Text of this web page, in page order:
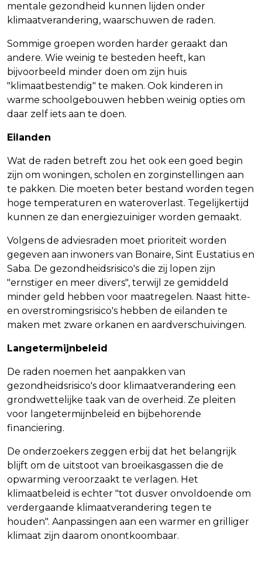
mentale gezondheid kunnen lijden onder
klimaatverandering, waarschuwen de raden.
Sommige groepen worden harder geraakt dan
andere. Wie weinig te besteden heeft, kan
bijvoorbeeld minder doen om zijn huis
"klimaatbestendig" te maken. Ook kinderen in
warme schoolgebouwen hebben weinig opties om
daar zelf iets aan te doen.
Eilanden
Wat de raden betreft zou het ook een goed begin
zijn om woningen, scholen en zorginstellingen aan
te pakken. Die moeten beter bestand worden tegen
hoge temperaturen en wateroverlast. Tegelijkertijd
kunnen ze dan energiezuiniger worden gemaakt.
Volgens de adviesraden moet prioriteit worden
gegeven aan inwoners van Bonaire, Sint Eustatius en
Saba. De gezondheidsrisico's die zij lopen zijn
"ernstiger en meer divers", terwijl ze gemiddeld
minder geld hebben voor maatregelen. Naast hitte-
en overstromingsrisico's hebben de eilanden te
maken met zware orkanen en aardverschuivingen.
Langetermijnbeleid
De raden noemen het aanpakken van
gezondheidsrisico's door klimaatverandering een
grondwettelijke taak van de overheid. Ze pleiten
voor langetermijnbeleid en bijbehorende
financiering.
De onderzoekers zeggen erbij dat het belangrijk
blijft om de uitstoot van broeikasgassen die de
opwarming veroorzaakt te verlagen. Het
klimaatbeleid is echter "tot dusver onvoldoende om
verdergaande klimaatverandering tegen te
houden". Aanpassingen aan een warmer en grilliger
klimaat zijn daarom onontkoombaar.